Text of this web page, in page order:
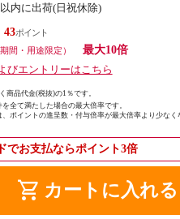
内に出荷(日祝休除)
43
期間・用途限定）
最大10倍
びエントリーはこちら
商品代金(税抜)の1％です。
全て満たした場合の最大倍率です。
ポイントの進呈数・付与倍率が最大倍率より少なく
でお支払ならポイント3倍
shopping_cart カートに入れる